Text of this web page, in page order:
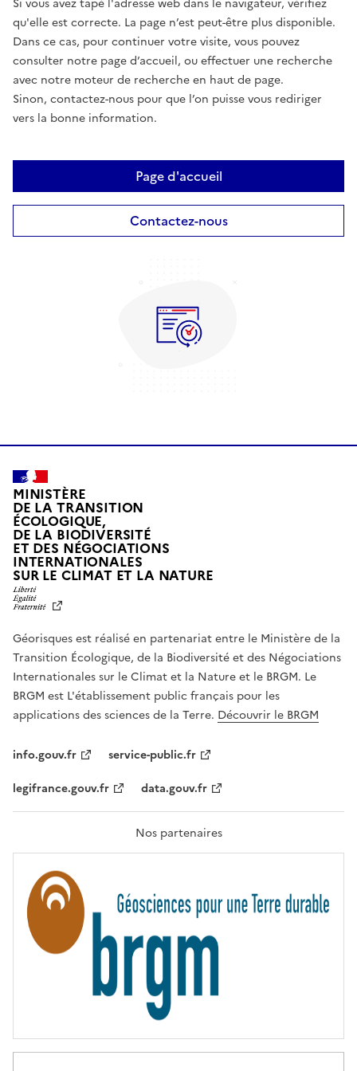
Si vous avez tapé l'adresse web dans le navigateur, vérifiez
qu'elle est correcte. La page n’est peut-être plus disponible.
Dans ce cas, pour continuer votre visite, vous pouvez
consulter notre page d’accueil, ou effectuer une recherche
avec notre moteur de recherche en haut de page.
Sinon, contactez-nous pour que l’on puisse vous rediriger
vers la bonne information.
Page d'accueil
Contactez-nous
MINISTÈRE
DE LA TRANSITION
ÉCOLOGIQUE,
DE LA BIODIVERSITÉ
ET DES NÉGOCIATIONS
INTERNATIONALES
SUR LE CLIMAT ET LA NATUREL
T
É
,
É
G
A
L
F
A
T
R
T
É
Géorisques est réalisé en partenariat entre le Ministère de la
Transition Écologique, de la Biodiversité et des Négociations
Internationales sur le Climat et la Nature et le BRGM. Le
BRGM est L'établissement public français pour les
applications des sciences de la Terre. Découvrir le BRGM
info.gouv.fr
service-public.fr
legifrance.gouv.fr
data.gouv.fr
Nos partenaires